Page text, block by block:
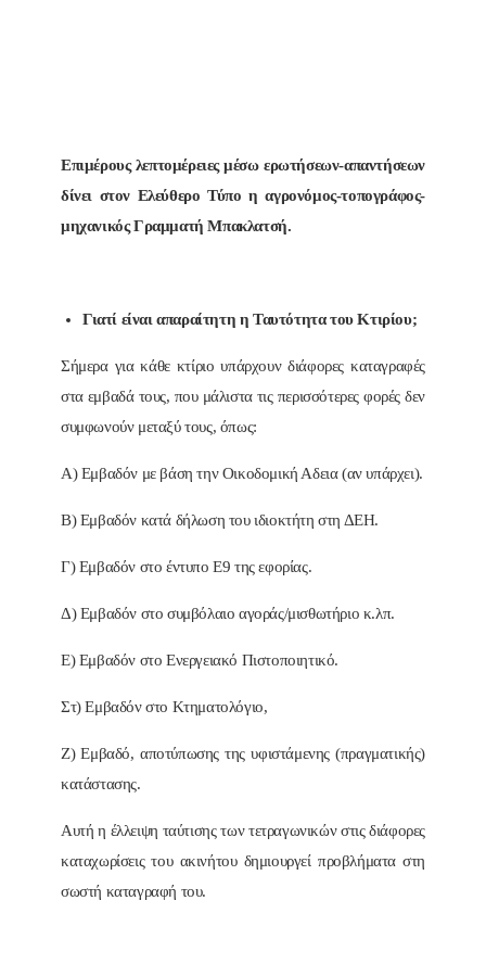
Επιμέρους λεπτομέρειες μέσω ερωτήσεων-απαντήσεων
δίνει στον Ελεύθερο Τύπο η αγρονόμος-τοπογράφος-
μηχανικός Γραμματή Μπακλατσή.
Γιατί είναι απαραίτητη η Ταυτότητα του Κτιρίου;
Σήμερα για κάθε κτίριο υπάρχουν διάφορες καταγραφές
στα εμβαδά τους, που μάλιστα τις περισσότερες φορές δεν
συμφωνούν μεταξύ τους, όπως:
Α) Εμβαδόν με βάση την Οικοδομική Αδεια (αν υπάρχει).
Β) Εμβαδόν κατά δήλωση του ιδιοκτήτη στη ΔΕΗ.
Γ) Εμβαδόν στο έντυπο Ε9 της εφορίας.
Δ) Εμβαδόν στο συμβόλαιο αγοράς/μισθωτήριο κ.λπ.
Ε) Εμβαδόν στο Ενεργειακό Πιστοποιητικό.
Στ) Εμβαδόν στο Κτηματολόγιο,
Ζ) Εμβαδό, αποτύπωσης της υφιστάμενης (πραγματικής)
κατάστασης.
Αυτή η έλλειψη ταύτισης των τετραγωνικών στις διάφορες
καταχωρίσεις του ακινήτου δημιουργεί προβλήματα στη
σωστή καταγραφή του.